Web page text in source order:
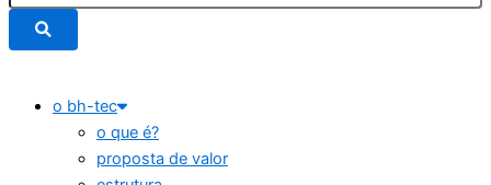
o bh-tec
o que é?
proposta de valor